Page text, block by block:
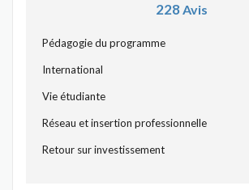
228Avis
Pédagogie du programme
International
Vie étudiante
Réseau et insertion professionnelle
Retour sur investissement